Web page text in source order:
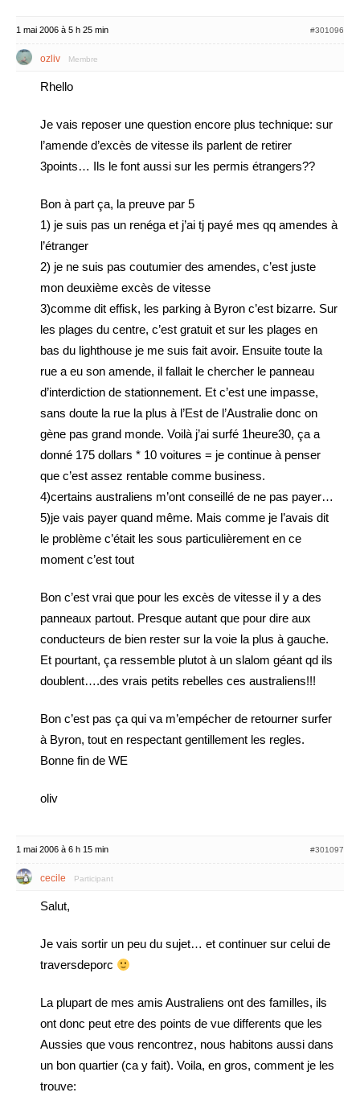
1 mai 2006 à 5 h 25 min #301096
ozliv Membre
Rhello
Je vais reposer une question encore plus technique: sur
l’amende d’excès de vitesse ils parlent de retirer
3points… Ils le font aussi sur les permis étrangers??
Bon à part ça, la preuve par 5
1) je suis pas un renéga et j’ai tj payé mes qq amendes à
l’étranger
2) je ne suis pas coutumier des amendes, c’est juste
mon deuxième excès de vitesse
3)comme dit effisk, les parking à Byron c’est bizarre. Sur
les plages du centre, c’est gratuit et sur les plages en
bas du lighthouse je me suis fait avoir. Ensuite toute la
rue a eu son amende, il fallait le chercher le panneau
d’interdiction de stationnement. Et c’est une impasse,
sans doute la rue la plus à l’Est de l’Australie donc on
gène pas grand monde. Voilà j’ai surfé 1heure30, ça a
donné 175 dollars * 10 voitures = je continue à penser
que c’est assez rentable comme business.
4)certains australiens m’ont conseillé de ne pas payer…
5)je vais payer quand même. Mais comme je l’avais dit
le problème c’était les sous particulièrement en ce
moment c’est tout
Bon c’est vrai que pour les excès de vitesse il y a des
panneaux partout. Presque autant que pour dire aux
conducteurs de bien rester sur la voie la plus à gauche.
Et pourtant, ça ressemble plutot à un slalom géant qd ils
doublent….des vrais petits rebelles ces australiens!!!
Bon c’est pas ça qui va m’empécher de retourner surfer
à Byron, tout en respectant gentillement les regles.
Bonne fin de WE
oliv
1 mai 2006 à 6 h 15 min #301097
cecile Participant
Salut,
Je vais sortir un peu du sujet… et continuer sur celui de
traversdeporc
La plupart de mes amis Australiens ont des familles, ils
ont donc peut etre des points de vue differents que les
Aussies que vous rencontrez, nous habitons aussi dans
un bon quartier (ca y fait). Voila, en gros, comment je les
trouve: